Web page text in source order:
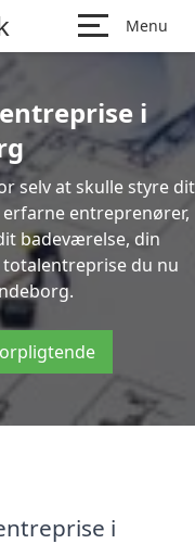
Menu
i
selv at skulle styre dit
entreprenører,
badeværelse, din
du nu
i